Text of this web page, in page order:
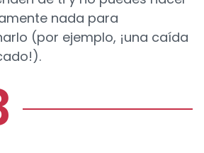
nada para
(por ejemplo, ¡una caída